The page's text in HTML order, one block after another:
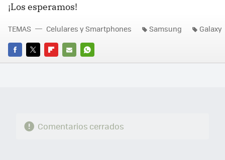
¡Los esperamos!
FACEBOOK
TWITTERFLIPBOARD
E-
WHATSAPP
TEMAS Celulares y Smartphones Samsung Galaxy
Comentarios cerrados